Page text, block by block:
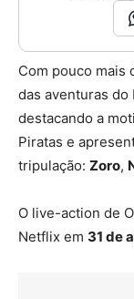
Com pouco mais
das aventuras do
destacando a
Piratas e
tripulação: Zoro,
O live-action de
Netflix em 31 de